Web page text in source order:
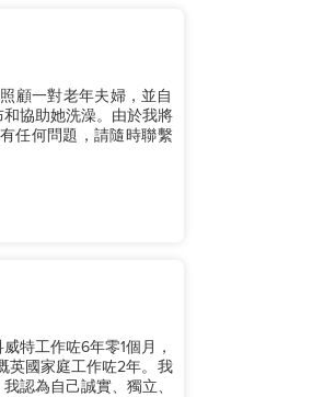
顧一對老年夫婦，並自
協助她洗澡。由於我將
任何問題，請隨時聯繫
特工作咗6年零1個月，
英國家庭工作咗2年。我
認為自己誠實、獨立、